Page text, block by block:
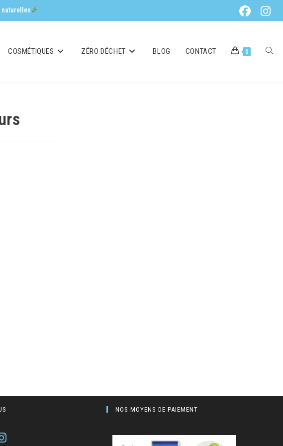
naturelles
COSMÉTIQUES ZÉRO DÉCHET BLOG CONTACT 0
NOS MOYENS DE PAIEMENT